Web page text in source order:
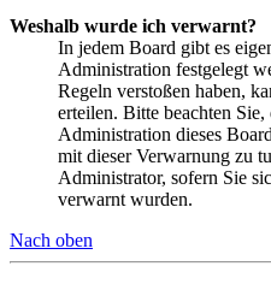
Weshalb wurde ich verwarnt?
In jedem Board gibt es
Administration festgelegt
Regeln verstoßen haben,
erteilen. Bitte beachten
Administration dieses
mit dieser Verwarnung zu
Administrator, sofern Sie
verwarnt wurden.
Nach oben